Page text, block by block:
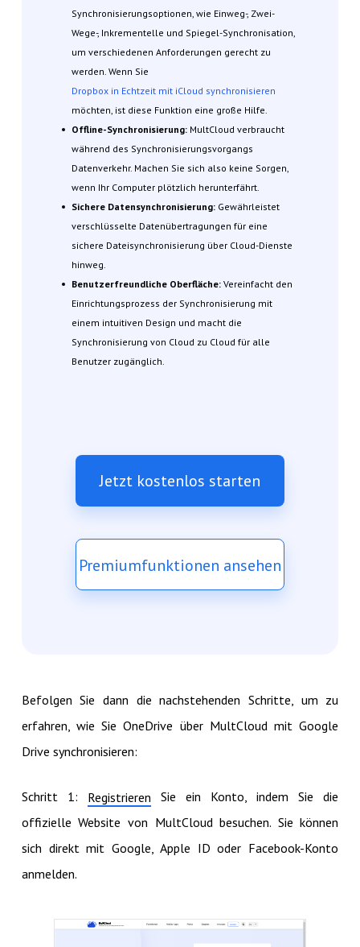
Synchronisierungsoptionen, wie Einweg-, Zwei-
Wege-, Inkrementelle und Spiegel-Synchronisation,
um verschiedenen Anforderungen gerecht zu
werden. Wenn Sie
Dropbox in Echtzeit mit iCloud synchronisieren
möchten, ist diese Funktion eine große Hilfe.
Offline-Synchronisierung: MultCloud verbraucht
während des Synchronisierungsvorgangs
Datenverkehr. Machen Sie sich also keine Sorgen,
wenn Ihr Computer plötzlich herunterfährt.
Sichere Datensynchronisierung: Gewährleistet
verschlüsselte Datenübertragungen für eine
sichere Dateisynchronisierung über Cloud-Dienste
hinweg.
Benutzerfreundliche Oberfläche: Vereinfacht den
Einrichtungsprozess der Synchronisierung mit
einem intuitiven Design und macht die
Synchronisierung von Cloud zu Cloud für alle
Benutzer zugänglich.
Jetzt kostenlos starten
Premiumfunktionen ansehen
Befolgen Sie dann die nachstehenden Schritte, um zu
erfahren, wie Sie OneDrive über MultCloud mit Google
Drive synchronisieren:
Schritt 1: Registrieren Sie ein Konto, indem Sie die
offizielle Website von MultCloud besuchen. Sie können
sich direkt mit Google, Apple ID oder Facebook-Konto
anmelden.